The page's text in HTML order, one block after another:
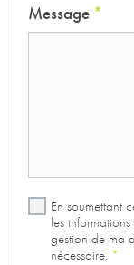
Message *
En soumettant
les
gestion de ma
nécessaire. *